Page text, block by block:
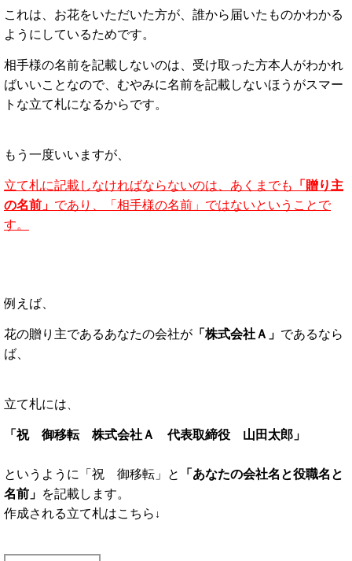
これは、お花をいただいた方が、誰から届いたものかわかる
ようにしているためです。
相手様の名前を記載しないのは、受け取った方本人がわかれ
ばいいことなので、むやみに名前を記載しないほうがスマー
トな立て札になるからです。
もう一度いいますが、
立て札に記載しなければならないのは、あくまでも
「贈り主
の名前」 であり、「相手様の名前」ではないということで
す。
例えば、
花の贈り主であるあなたの会社が 「株式会社Ａ」 であるなら
ば、
立て札には、
「祝 御移転 株式会社Ａ 代表取締役 山田太郎」
というように「祝 御移転」と
「あなたの会社名と役職名と
名前」 を記載します。
作成される立て札はこちら ↓